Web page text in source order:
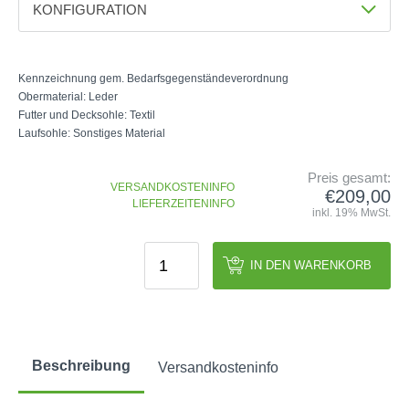
ACCESSOIRES
MONTAGE
GOLFSCHLÄGER
TROLLIES
BÄLLE
SCHUHE
HANDSCHUHE
EVENTS
EVENTS
ANFRAGE
GUTSCHEINE
KONFIGURATION
Größe
36 37 38
Kennzeichnung gem. Bedarfsgegenständeverordnung
Obermaterial: Leder
Futter und Decksohle: Textil
Laufsohle: Sonstiges Material
VERSANDKOSTENINFO
LIEFERZEITENINFO
Preis gesamt:
€209,00
inkl. 19% MwSt.
IN DEN WARENKORB
Beschreibung Versandkosteninfo